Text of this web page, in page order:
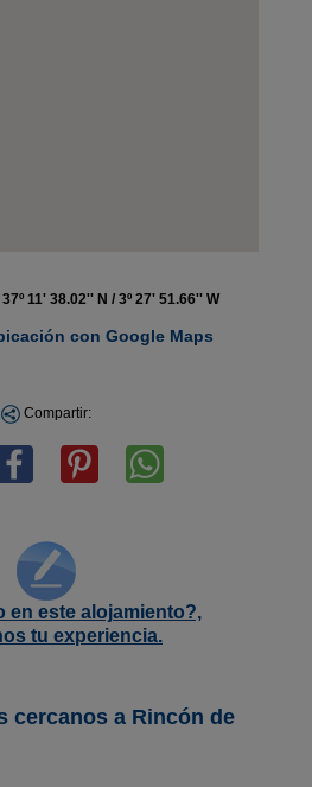
37º 11' 38.02'' N / 3º 27' 51.66'' W
con Google Maps
Compartir:
en este alojamiento?,
tu experiencia.
cercanos a Rincón de